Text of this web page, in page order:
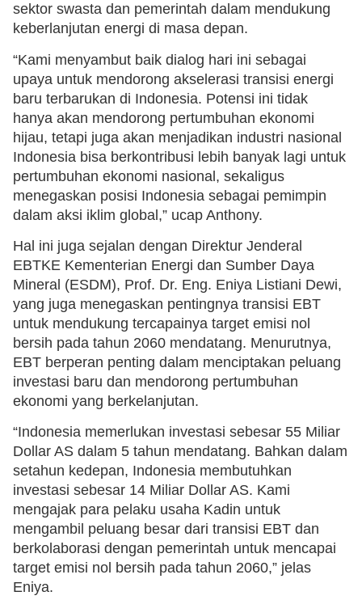
sektor swasta dan pemerintah dalam mendukung
keberlanjutan energi di masa depan.
“Kami menyambut baik dialog hari ini sebagai
upaya untuk mendorong akselerasi transisi energi
baru terbarukan di Indonesia. Potensi ini tidak
hanya akan mendorong pertumbuhan ekonomi
hijau, tetapi juga akan menjadikan industri nasional
Indonesia bisa berkontribusi lebih banyak lagi untuk
pertumbuhan ekonomi nasional, sekaligus
menegaskan posisi Indonesia sebagai pemimpin
dalam aksi iklim global,” ucap Anthony.
Hal ini juga sejalan dengan Direktur Jenderal
EBTKE Kementerian Energi dan Sumber Daya
Mineral (ESDM), Prof. Dr. Eng. Eniya Listiani Dewi,
yang juga menegaskan pentingnya transisi EBT
untuk mendukung tercapainya target emisi nol
bersih pada tahun 2060 mendatang. Menurutnya,
EBT berperan penting dalam menciptakan peluang
investasi baru dan mendorong pertumbuhan
ekonomi yang berkelanjutan.
“Indonesia memerlukan investasi sebesar 55 Miliar
Dollar AS dalam 5 tahun mendatang. Bahkan dalam
setahun kedepan, Indonesia membutuhkan
investasi sebesar 14 Miliar Dollar AS. Kami
mengajak para pelaku usaha Kadin untuk
mengambil peluang besar dari transisi EBT dan
berkolaborasi dengan pemerintah untuk mencapai
target emisi nol bersih pada tahun 2060,” jelas
Eniya.